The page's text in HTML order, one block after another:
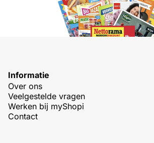
Informatie
Over ons
Veelgestelde vragen
Werken bij myShopi
Contact